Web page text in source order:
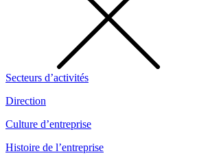
Secteurs d’activités
Direction
Culture d’entreprise
Histoire de l’entreprise